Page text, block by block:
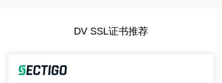
DV SSL证书推荐